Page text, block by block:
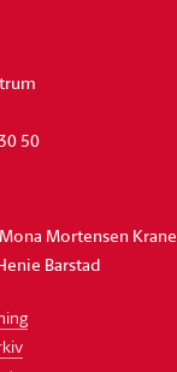
50
Mortensen Krane
Barstad